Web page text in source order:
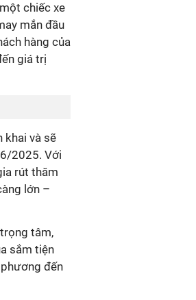
chiếc xe
mắn đầu
hàng của
giá trị
khai và sẽ
6/2025. Với
rút thăm
lớn –
tâm,
sắm tiện
đến